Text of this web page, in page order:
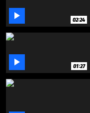
 02:24
 01:27